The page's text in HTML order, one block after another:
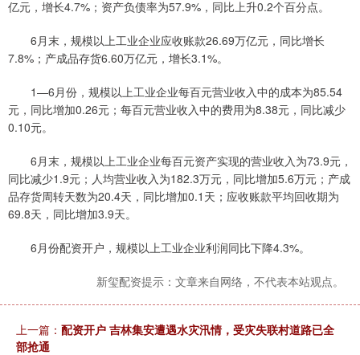
亿元，增长4.7%；资产负债率为57.9%，同比上升0.2个百分点。
6月末，规模以上工业企业应收账款26.69万亿元，同比增长
7.8%；产成品存货6.60万亿元，增长3.1%。
1—6月份，规模以上工业企业每百元营业收入中的成本为85.54
元，同比增加0.26元；每百元营业收入中的费用为8.38元，同比减少
0.10元。
6月末，规模以上工业企业每百元资产实现的营业收入为73.9元，
同比减少1.9元；人均营业收入为182.3万元，同比增加5.6万元；产成
品存货周转天数为20.4天，同比增加0.1天；应收账款平均回收期为
69.8天，同比增加3.9天。
6月份配资开户，规模以上工业企业利润同比下降4.3%。
新玺配资提示：文章来自网络，不代表本站观点。
上一篇： 配资开户 吉林集安遭遇水灾汛情，受灾失联村道路已全
部抢通